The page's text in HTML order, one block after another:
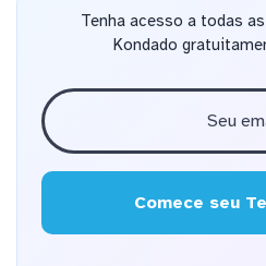
Tenha acesso a todas
Kondado
Comece seu